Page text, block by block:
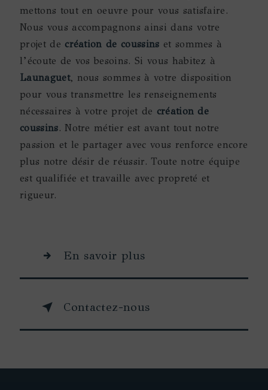
mettons tout en oeuvre pour vous satisfaire.
Nous vous accompagnons ainsi dans votre
projet de création de coussins et sommes à
l’écoute de vos besoins. Si vous habitez à
Launaguet, nous sommes à votre disposition
pour vous transmettre les renseignements
nécessaires à votre projet de création de
coussins. Notre métier est avant tout notre
passion et le partager avec vous renforce encore
plus notre désir de réussir. Toute notre équipe
est qualifiée et travaille avec propreté et
rigueur.
En savoir plus
Contactez-nous